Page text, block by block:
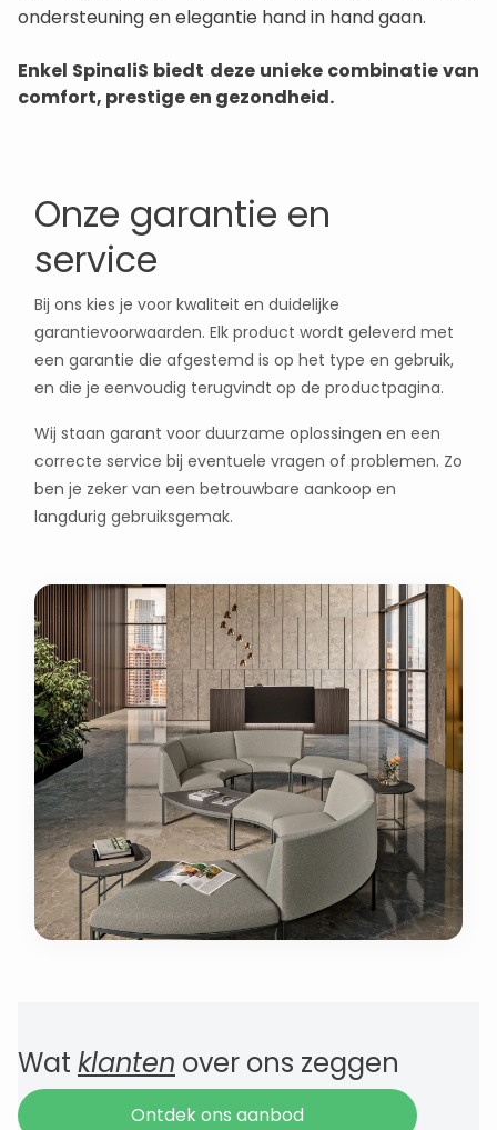
ondersteuning en elegantie hand in hand gaan.
Enkel SpinaliS biedt deze unieke combinatie van
comfort, prestige en gezondheid.
Onze garantie en
service
Bij ons kies je voor kwaliteit en duidelijke
garantievoorwaarden. Elk product wordt geleverd met
een garantie die afgestemd is op het type en gebruik,
en die je eenvoudig terugvindt op de productpagina.
Wij staan garant voor duurzame oplossingen en een
correcte service bij eventuele vragen of problemen. Zo
ben je zeker van een betrouwbare aankoop en
langdurig gebruiksgemak.
Wat klanten over ons zeggen
Ontdek ons aanbod